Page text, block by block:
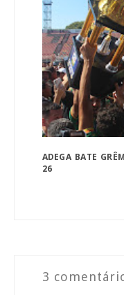
ADEGA BATE
26
3